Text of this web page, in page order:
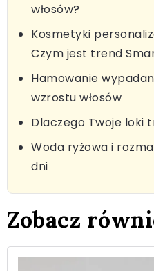
włosów?
Kosmetyki
Czym jest trend
Hamowanie
wzrostu włosów
Dlaczego Twoje loki
Woda ryżowa i
dni
Zobacz